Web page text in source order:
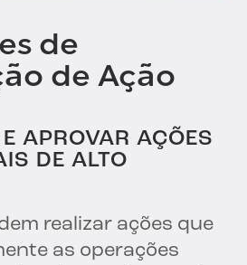
de
de Ação
APROVAR AÇÕES
DE ALTO
realizar ações que
as operações